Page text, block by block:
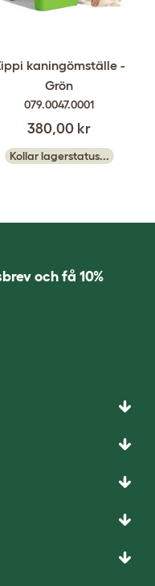
kaningömställe -
Grön
079.0047.0001
380,00 kr
Kollar lagerstatus...
och få 10%